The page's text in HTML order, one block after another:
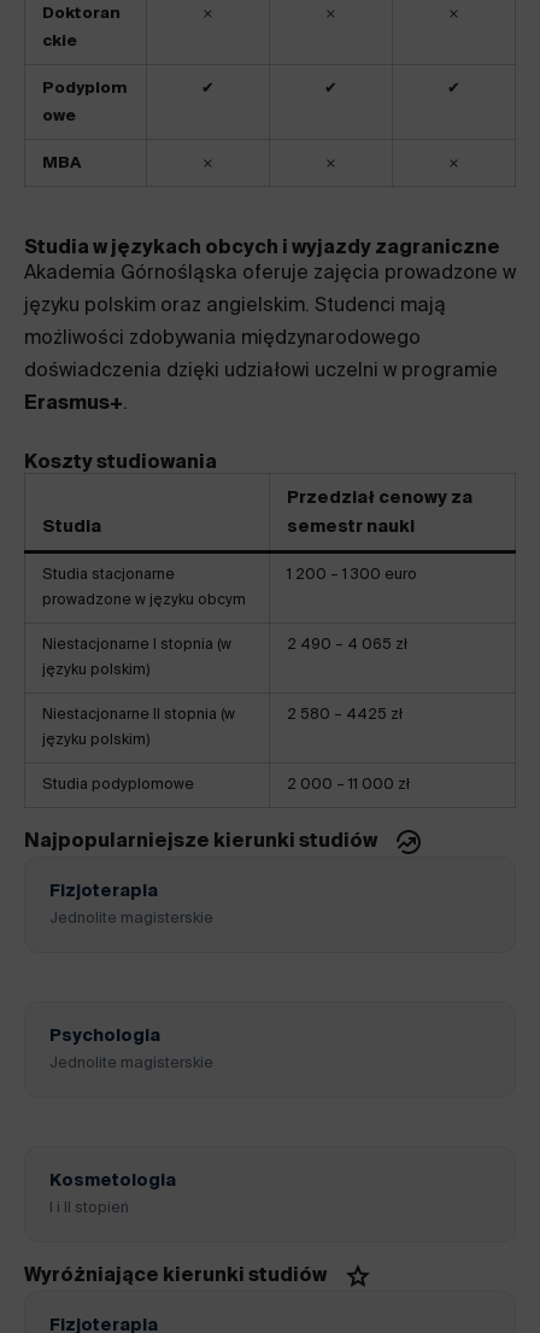
Doktoran
ckie
𐄂 𐄂 𐄂
Podyplom
owe
✔ ✔ ✔
MBA 𐄂 𐄂 𐄂
Studia w językach obcych i wyjazdy zagraniczne
Akademia Górnośląska oferuje zajęcia prowadzone w
języku polskim oraz angielskim. Studenci mają
możliwości zdobywania międzynarodowego
doświadczenia dzięki udziałowi uczelni w programie
Erasmus+.
Koszty studiowania
Studia
Przedział cenowy za
semestr nauki
Studia stacjonarne
prowadzone w języku obcym
1 200 – 1 300 euro
Niestacjonarne I stopnia (w
języku polskim)
2 490 – 4 065 zł
Niestacjonarne II stopnia (w
języku polskim)
2 580 – 4425 zł
Studia podyplomowe 2 000 – 11 000 zł
Najpopularniejsze kierunki studiów
Fizjoterapia
Jednolite magisterskie
Psychologia
Jednolite magisterskie
Kosmetologia
I i II stopień
Wyróżniające kierunki studiów
Fizjoterapia